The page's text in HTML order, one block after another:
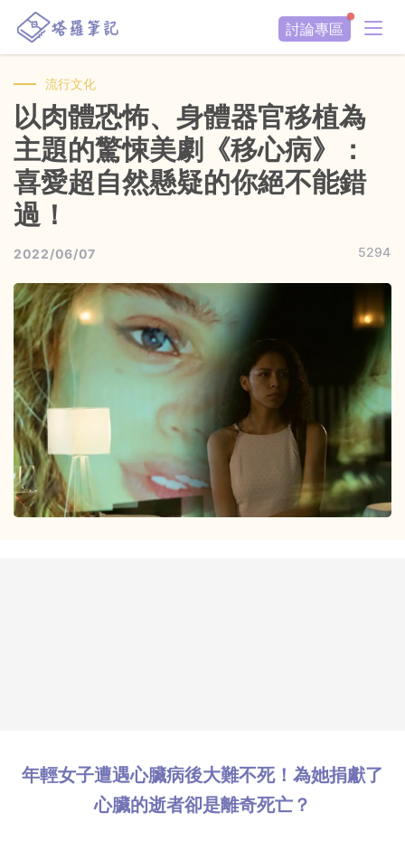
討論專區
流行文化
以肉體恐怖、身體器官移植為
主題的驚悚美劇《移心病》：
喜愛超自然懸疑的你絕不能錯
過！
2022/06/07 5294
年輕女子遭遇心臟病後大難不死！為她捐獻了
心臟的逝者卻是離奇死亡？